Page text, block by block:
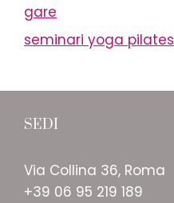
gare
seminari yoga pilates
SEDI
Via Collina 36, Roma
+39 06 95 219 189